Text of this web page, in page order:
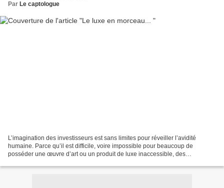
Par Le captologue
L’imagination des investisseurs est sans limites pour réveiller l’avidité
humaine. Parce qu’il est difficile, voire impossible pour beaucoup de
posséder une œuvre d’art ou un produit de luxe inaccessible, des